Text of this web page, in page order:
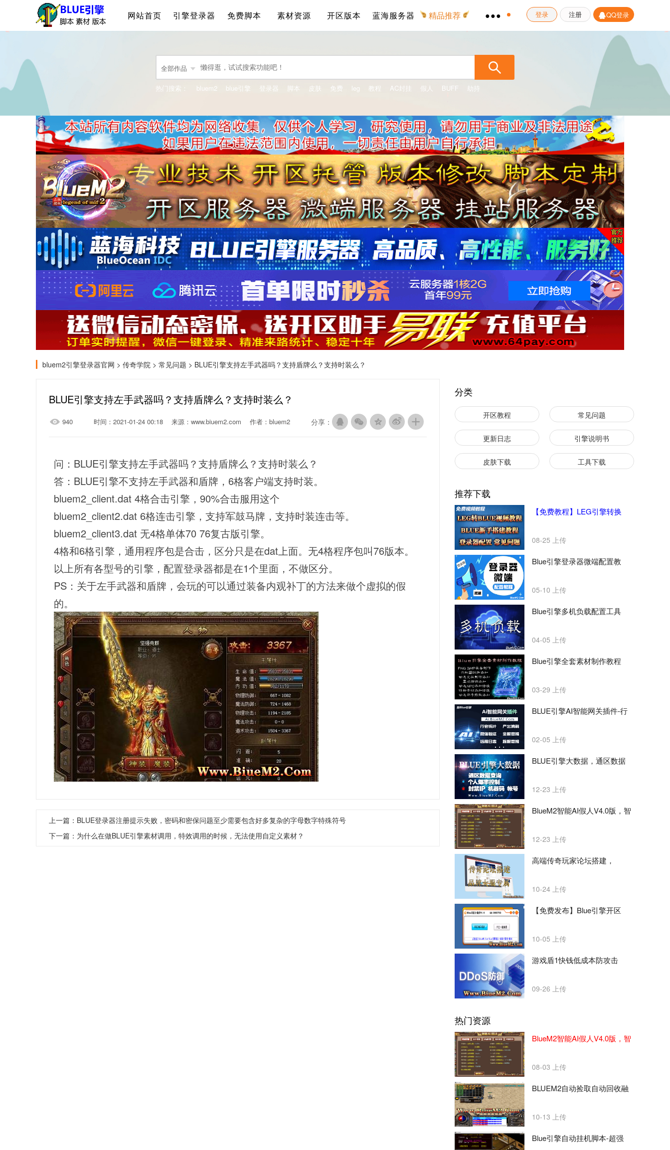
网站首页 引擎登录器 免费脚本 素材资源 开区版本 蓝海服务器 精品推荐 ●●● 登录 注册 QQ登录
全部作品
热门搜索： bluem2 blue引擎 登录器 脚本 皮肤 免费 leg 教程 AC封挂 假人 BUFF 劫持
bluem2引擎登录器官网 > 传奇学院 > 常见问题 > BLUE引擎支持左手武器吗？支持盾牌么？支持时装么？
分类
开区教程 常见问题
更新日志 引擎说明书
皮肤下载 工具下载
推荐下载
【免费教程】LEG引擎转换
08-25 上传
Blue引擎登录器微端配置教
05-10 上传
Blue引擎多机负载配置工具
04-05 上传
Blue引擎全套素材制作教程
03-29 上传
BLUE引擎AI智能网关插件-行
02-05 上传
BLUE引擎大数据，通区数据
12-23 上传
BlueM2智能AI假人V4.0版，智
12-23 上传
高端传奇玩家论坛搭建，
10-24 上传
【免费发布】Blue引擎开区
10-05 上传
游戏盾1快钱低成本防攻击
09-26 上传
热门资源
BlueM2智能AI假人V4.0版，智
08-03 上传
BLUEM2自动捡取自动回收融
10-13 上传
Blue引擎自动挂机脚本-超强
BLUE引擎支持左手武器吗？支持盾牌么？支持时装么？
940 时间：2021-01-24 00:18 来源：www.biuem2.com 作者：bluem2 分享：
问：BLUE引擎支持左手武器吗？支持盾牌么？支持时装么？
答：BLUE引擎不支持左手武器和盾牌，6格客户端支持时装。
bluem2_client.dat 4格合击引擎，90%合击服用这个
bluem2_client2.dat 6格连击引擎，支持军鼓马牌，支持时装连击等。
bluem2_client3.dat 无4格单体70 76复古版引擎。
4格和6格引擎，通用程序包是合击，区分只是在dat上面。无4格程序包叫76版本。
以上所有各型号的引擎，配置登录器都是在1个里面，不做区分。
PS：关于左手武器和盾牌，会玩的可以通过装备内观补丁的方法来做个虚拟的假
的。
上一篇： BLUE登录器注册提示失败，密码和密保问题至少需要包含好多复杂的字母数字特殊符号
下一篇： 为什么在做BLUE引擎素材调用，特效调用的时候，无法使用自定义素材？